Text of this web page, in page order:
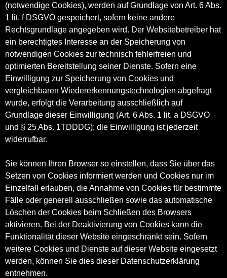
(notwendige Cookies), werden auf Grundlage von Art. 6 Abs.
1 lit. f DSGVO gespeichert, sofern keine andere
Rechtsgrundlage angegeben wird. Der Websitebetreiber hat
ein berechtigtes Interesse an der Speicherung von
notwendigen Cookies zur technisch fehlerfreien und
optimierten Bereitstellung seiner Dienste. Sofern eine
Einwilligung zur Speicherung von Cookies und
vergleichbaren Wiedererkennungstechnologien abgefragt
wurde, erfolgt die Verarbeitung ausschließlich auf
Grundlage dieser Einwilligung (Art. 6 Abs. 1 lit. a DSGVO
und § 25 Abs. 1TDDDG); die Einwilligung ist jederzeit
widerrufbar.
Sie können Ihren Browser so einstellen, dass Sie über das
Setzen von Cookies informiert werden und Cookies nur im
Einzelfall erlauben, die Annahme von Cookies für bestimmte
Fälle oder generell ausschließen sowie das automatische
Löschen der Cookies beim Schließen des Browsers
aktivieren. Bei der Deaktivierung von Cookies kann die
Funktionalität dieser Website eingeschränkt sein. Sofern
weitere Cookies und Dienste auf dieser Website eingesetzt
werden, können Sie dies dieser Datenschutzerklärung
entnehmen.